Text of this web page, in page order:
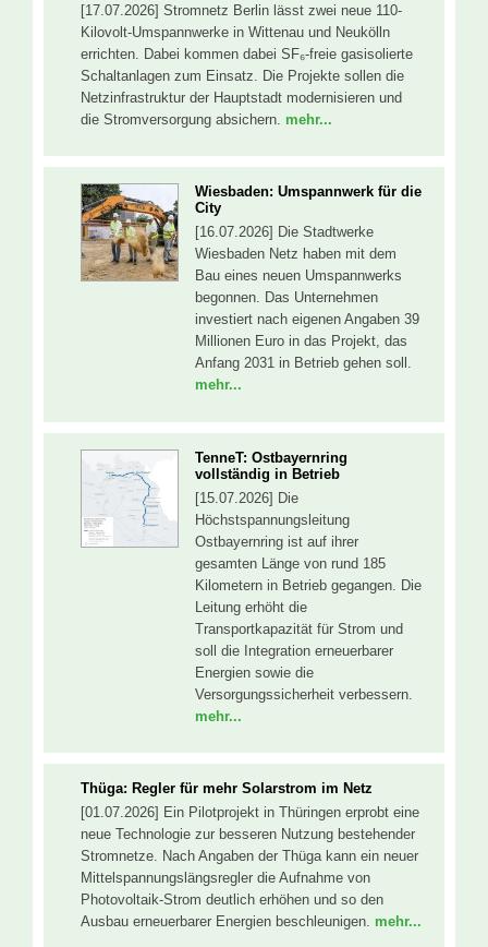
[17.07.2026] Stromnetz Berlin lässt zwei neue 110-
Kilovolt-Umspannwerke in Wittenau und Neukölln
errichten. Dabei kommen dabei SF₆-freie gasisolierte
Schaltanlagen zum Einsatz. Die Projekte sollen die
Netzinfrastruktur der Hauptstadt modernisieren und
die Stromversorgung absichern. mehr...
Wiesbaden: Umspannwerk für die
City
[16.07.2026] Die Stadtwerke
Wiesbaden Netz haben mit dem
Bau eines neuen Umspannwerks
begonnen. Das Unternehmen
investiert nach eigenen Angaben 39
Millionen Euro in das Projekt, das
Anfang 2031 in Betrieb gehen soll.
mehr...
TenneT: Ostbayernring
vollständig in Betrieb
[15.07.2026] Die
Höchstspannungsleitung
Ostbayernring ist auf ihrer
gesamten Länge von rund 185
Kilometern in Betrieb gegangen. Die
Leitung erhöht die
Transportkapazität für Strom und
soll die Integration erneuerbarer
Energien sowie die
Versorgungssicherheit verbessern.
mehr...
Thüga: Regler für mehr Solarstrom im Netz
[01.07.2026] Ein Pilotprojekt in Thüringen erprobt eine
neue Technologie zur besseren Nutzung bestehender
Stromnetze. Nach Angaben der Thüga kann ein neuer
Mittelspannungslängsregler die Aufnahme von
Photovoltaik-Strom deutlich erhöhen und so den
Ausbau erneuerbarer Energien beschleunigen. mehr...